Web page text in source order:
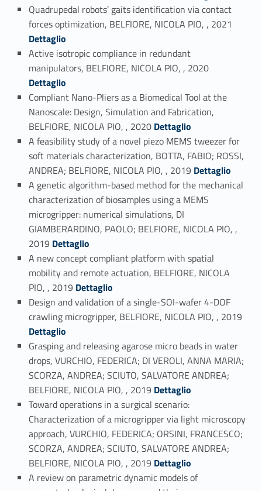
Quadrupedal robots’ gaits identification via contact
forces optimization, BELFIORE, NICOLA PIO, , 2021
Dettaglio
Active isotropic compliance in redundant
manipulators, BELFIORE, NICOLA PIO, , 2020
Dettaglio
Compliant Nano-Pliers as a Biomedical Tool at the
Nanoscale: Design, Simulation and Fabrication,
BELFIORE, NICOLA PIO, , 2020 Link identifier #identifier_person_172557-17
Dettaglio
A feasibility study of a novel piezo MEMS tweezer for
soft materials characterization, BOTTA, FABIO; ROSSI,
ANDREA; BELFIORE, NICOLA PIO, , 2019 Link identifier #identifier_person_194948-18
Dettaglio
A genetic algorithm-based method for the mechanical
characterization of biosamples using a MEMS
microgripper: numerical simulations, DI
GIAMBERARDINO, PAOLO; BELFIORE, NICOLA PIO, ,
2019 Link identifier #identifier_person_37322-19
Dettaglio
A new concept compliant platform with spatial
mobility and remote actuation, BELFIORE, NICOLA
PIO, , 2019 Link identifier #identifier_person_34400-20
Dettaglio
Design and validation of a single-SOI-wafer 4-DOF
crawling microgripper, BELFIORE, NICOLA PIO, , 2019
Dettaglio
Grasping and releasing agarose micro beads in water
drops, VURCHIO, FEDERICA; DI VEROLI, ANNA MARIA;
SCORZA, ANDREA; SCIUTO, SALVATORE ANDREA;
BELFIORE, NICOLA PIO, , 2019 Link identifier #identifier_person_89715-22
Dettaglio
Toward operations in a surgical scenario:
Characterization of a microgripper via light microscopy
approach, VURCHIO, FEDERICA; ORSINI, FRANCESCO;
SCORZA, ANDREA; SCIUTO, SALVATORE ANDREA;
BELFIORE, NICOLA PIO, , 2019 Link identifier #identifier_person_47860-23
Dettaglio
A review on parametric dynamic models of